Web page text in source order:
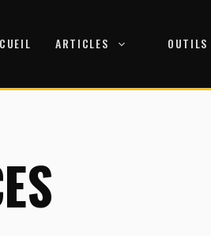
ARTICLES OUTILS